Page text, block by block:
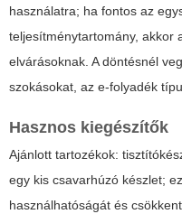
használatra; ha fontos az
teljesítménytartomány, akkor
elvárásoknak. A döntésnél
szokásokat, az e-folyadék
Hasznos kiegészítők
Ajánlott tartozékok:
egy kis csavarhúzó készlet;
használhatóságát és